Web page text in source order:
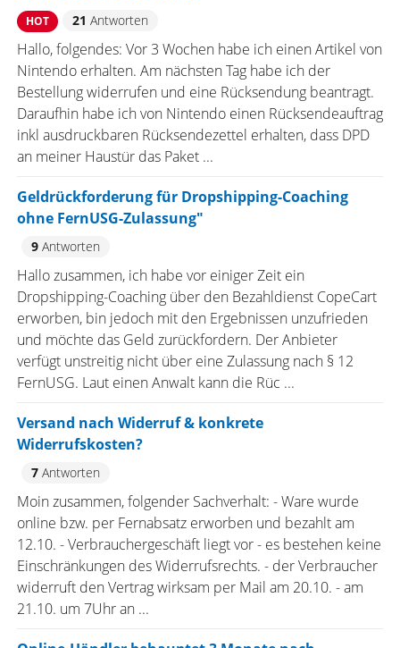
HOT 21 Antworten
Hallo, folgendes: Vor 3 Wochen habe ich einen Artikel von
Nintendo erhalten. Am nächsten Tag habe ich der
Bestellung widerrufen und eine Rücksendung beantragt.
Daraufhin habe ich von Nintendo einen Rücksendeauftrag
inkl ausdruckbaren Rücksendezettel erhalten, dass DPD
an meiner Haustür das Paket ...
Geldrückforderung für Dropshipping-Coaching
ohne FernUSG-Zulassung"
9Antworten
Hallo zusammen, ich habe vor einiger Zeit ein
Dropshipping-Coaching über den Bezahldienst CopeCart
erworben, bin jedoch mit den Ergebnissen unzufrieden
und möchte das Geld zurückfordern. Der Anbieter
verfügt unstreitig nicht über eine Zulassung nach § 12
FernUSG. Laut einen Anwalt kann die Rüc ...
Versand nach Widerruf & konkrete
Widerrufskosten?
7Antworten
Moin zusammen, folgender Sachverhalt: - Ware wurde
online bzw. per Fernabsatz erworben und bezahlt am
12.10. - Verbrauchergeschäft liegt vor - es bestehen keine
Einschränkungen des Widerrufsrechts. - der Verbraucher
widerruft den Vertrag wirksam per Mail am 20.10. - am
21.10. um 7Uhr an ...